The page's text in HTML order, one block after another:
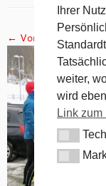
← Vorheriges
Ihrer
weiter,
wird
Link
Technical
Marketing